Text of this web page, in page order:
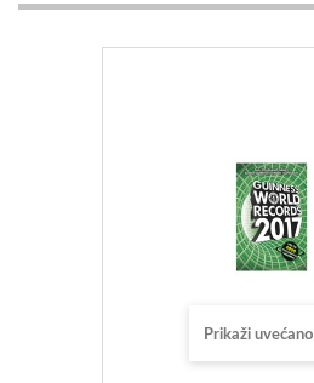
Prikaži uvećano